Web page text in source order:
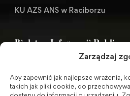
Zarządzaj
Aby zapewnić jak najlepsze wrażenia,
takich jak pliki cookie, do
KU AZS ANS w Raciborzu
Biuletyn Informacji
BIP - Biuletyn Informacji